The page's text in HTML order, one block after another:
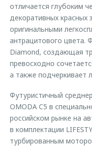
отличается глубоким
декоративных красных
оригинальными
антрацитового цвета.
Diamond, создающая
превосходно
а также подчеркивает
Футуристичный
OMODA C5 в
российском рынке на
в комплектации
турбированным